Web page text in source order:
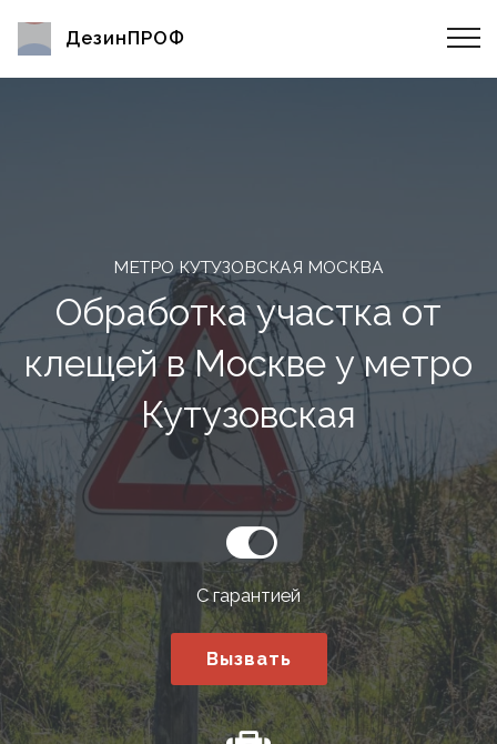
ДезинПРОФ
МЕТРО КУТУЗОВСКАЯ МОСКВА
Обработка участка от
клещей в Москве у метро
Кутузовская
С гарантией
Вызвать